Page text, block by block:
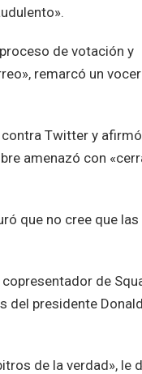
de votación y
remarcó un
contra Twitter y afirmó
amenazó con
que no cree que las
de
del presidente Donald
de la verdad», le